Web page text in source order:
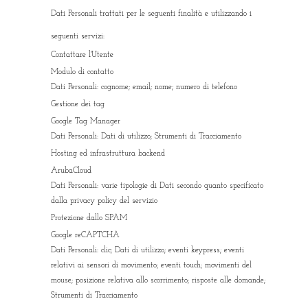
Dati Personali trattati per le seguenti finalità e utilizzando i
seguenti servizi:
Contattare l'Utente
Modulo di contatto
Dati Personali: cognome; email; nome; numero di telefono
Gestione dei tag
Google Tag Manager
Dati Personali: Dati di utilizzo; Strumenti di Tracciamento
Hosting ed infrastruttura backend
ArubaCloud
Dati Personali: varie tipologie di Dati secondo quanto specificato
dalla privacy policy del servizio
Protezione dallo SPAM
Google reCAPTCHA
Dati Personali: clic; Dati di utilizzo; eventi keypress; eventi
relativi ai sensori di movimento; eventi touch; movimenti del
mouse; posizione relativa allo scorrimento; risposte alle domande;
Strumenti di Tracciamento